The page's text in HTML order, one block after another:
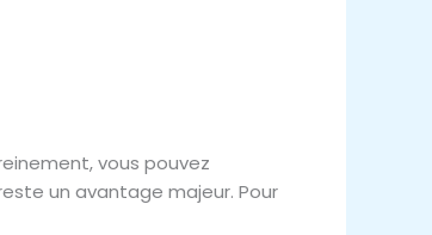
vous pouvez
un avantage majeur. Pour